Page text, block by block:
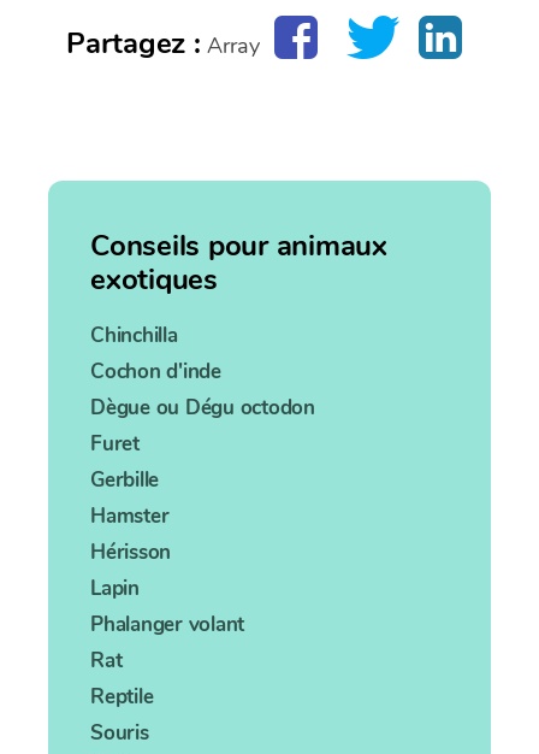
Partagez : Array
Conseils pour animaux
exotiques
Chinchilla
Cochon d'inde
Dègue ou Dégu octodon
Furet
Gerbille
Hamster
Hérisson
Lapin
Phalanger volant
Rat
Reptile
Souris